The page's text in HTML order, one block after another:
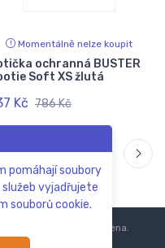
Momentálně nelze koupit
ochranná BUSTER
Soft XS žlutá
Kč 786 Kč
pomáhají soubory
vyjadřujete
souborů cookie.
Všechna práva vyhrazena.